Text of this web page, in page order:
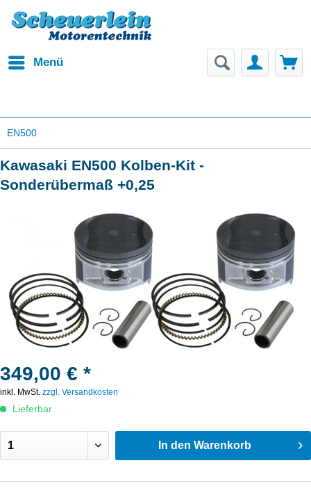
Menü
EN500
Kawasaki EN500 Kolben-Kit -
Sonderübermaß +0,25
349,00 € *
inkl. MwSt. zzgl. Versandkosten
Lieferbar
In den Warenkorb